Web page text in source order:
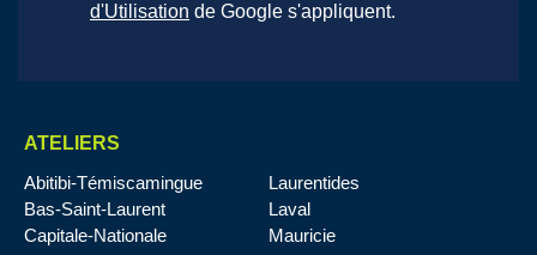
d'Utilisation de Google s'appliquent.
ATELIERS
Abitibi-Témiscamingue
Bas-Saint-Laurent
Capitale-Nationale
Laurentides
Laval
Mauricie